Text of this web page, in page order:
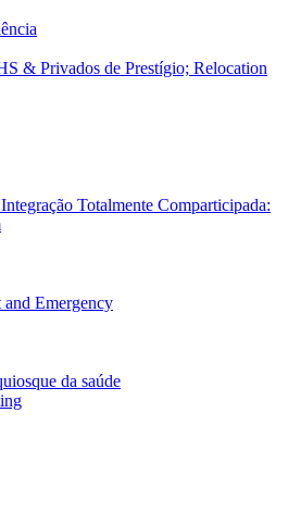
& Privados de Prestígio; Relocation
Totalmente Comparticipada:
Emergency
da saúde